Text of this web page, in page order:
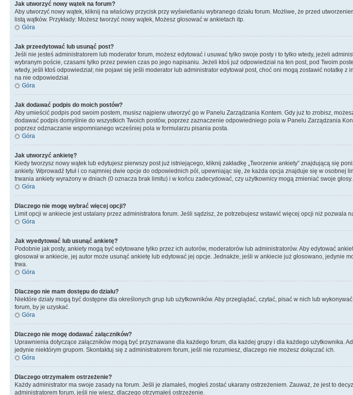
Jak utworzyć nowy wątek na forum?
Aby utworzyć nowy wątek, kliknij na właściwy przycisk przy wyświetlaniu wybranego działu forum. Możliwe, że przed
listą wątków. Przykłady: Możesz tworzyć nowy wątek, Możesz głosować w ankietach itp.
Góra
Jak przeedytować lub usunąć post?
Jeśli nie jesteś administratorem lub moderator forum, możesz edytować i usuwać tylko swoje posty i to tylko wtedy, jeżeli
wybranym poście, czasami tylko przez pewien czas po jego napisaniu. Jeżeli ktoś już odpowiedział na ten post, pod Twoim
wtedy, jeśli ktoś odpowiedział; nie pojawi się jeśli moderator lub administrator edytował post, choć oni mogą zostawić notatkę
na nie odpowiedział.
Góra
Jak dodawać podpis do moich postów?
Aby umieścić podpis pod swoim postem, musisz najpierw utworzyć go w Panelu Zarządzania Kontem. Gdy już to zrobisz,
dodawać podpis domyślnie do wszystkich Twoich postów, poprzez zaznaczenie odpowiedniego pola w Panelu Zarządzania
poprzez odznaczanie wspomnianego wcześniej pola w formularzu pisania posta.
Góra
Jak utworzyć ankietę?
Kiedy tworzysz nowy wątek lub edytujesz pierwszy post już istniejącego, kliknij zakładkę „Tworzenie ankiety” znajdującą się
ankiety. Wprowadź tytuł i co najmniej dwie opcje do odpowiednich pól, upewniając się, że każda opcja znajduje się w
trwania ankiety wyrażony w dniach (0 oznacza brak limitu) i w końcu zadecydować, czy użytkownicy mogą zmieniać swoje głosy.
Góra
Dlaczego nie mogę wybrać więcej opcji?
Limit opcji w ankiecie jest ustalany przez administratora forum. Jeśli sądzisz, że potrzebujesz wstawić więcej opcji niż pozwala
Góra
Jak wyedytować lub usunąć ankietę?
Podobnie jak posty, ankiety mogą być edytowane tylko przez ich autorów, moderatorów lub administratorów. Aby edytować
głosował w ankiecie, jej autor może usunąć ankietę lub edytować jej opcje. Jednakże, jeśli w ankiecie już głosowano,
trwa.
Góra
Dlaczego nie mam dostępu do działu?
Niektóre działy mogą być dostępne dla określonych grup lub użytkowników. Aby przeglądać, czytać, pisać w nich lub
forum, by je uzyskać.
Góra
Dlaczego nie mogę dodawać załączników?
Uprawnienia dotyczące załączników mogą być przyznawane dla każdego forum, dla każdej grupy i dla każdego użytkownika.
jedynie niektórym grupom. Skontaktuj się z administratorem forum, jeśli nie rozumiesz, dlaczego nie możesz dołączać ich.
Góra
Dlaczego otrzymałem ostrzeżenie?
Każdy administrator ma swoje zasady na forum. Jeśli je złamałeś, mogłeś zostać ukarany ostrzeżeniem. Zauważ, że jest to
administratorem forum, jeśli nie wiesz, dlaczego otrzymałeś ostrzeżenie.